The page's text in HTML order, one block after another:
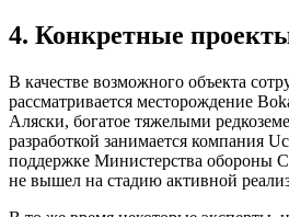
4. Конкретные
В качестве возможного объекта
рассматривается месторождение
Аляски, богатое тяжелыми
разработкой занимается компания
поддержке Министерства обороны
не вышел на стадию активной